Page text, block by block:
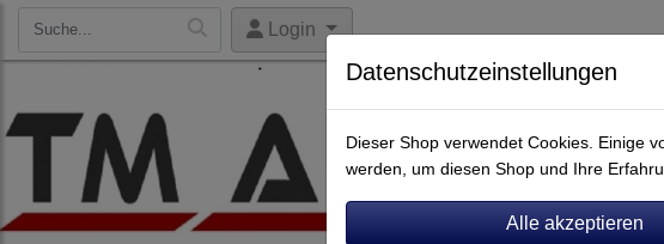
Login
Datenschutzeinstellungen
Dieser Shop verwendet Cookies. Einige
werden, um diesen Shop und Ihre